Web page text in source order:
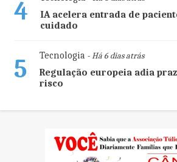
4
IA acelera entrada de
cuidado
5 Tecnologia- Há 6 dias atrás
Regulação europeia adia
risco